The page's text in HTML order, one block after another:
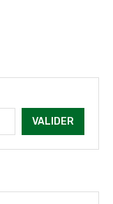
VALIDER